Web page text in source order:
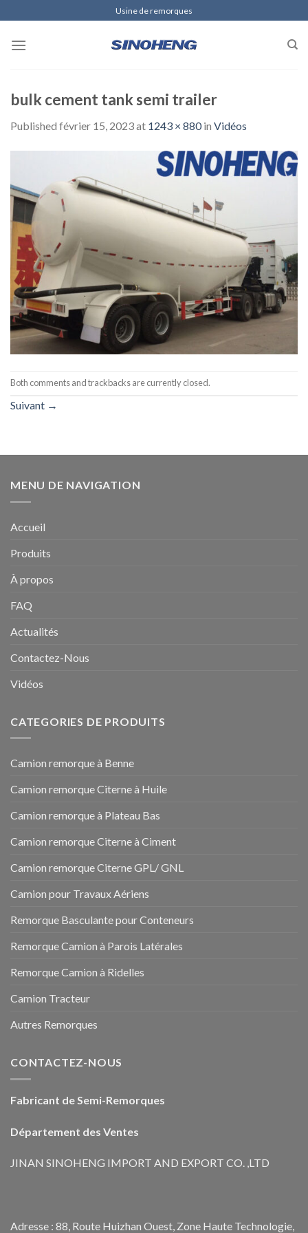
to
content
Usine de remorques
bulk cement tank semi trailer
Published février 15, 2023at 1243 × 880in Vidéos
Both comments and trackbacks are currently closed.
Suivant →
MENU DE NAVIGATION
Accueil
Produits
À propos
FAQ
Actualités
Contactez-Nous
Vidéos
CATEGORIES DE PRODUITS
Camion remorque à Benne
Camion remorque Citerne à Huile
Camion remorque à Plateau Bas
Camion remorque Citerne à Ciment
Camion remorque Citerne GPL/ GNL
Camion pour Travaux Aériens
Remorque Basculante pour Conteneurs
Remorque Camion à Parois Latérales
Remorque Camion à Ridelles
Camion Tracteur
Autres Remorques
CONTACTEZ-NOUS
Fabricant de Semi-Remorques
Département des Ventes
JINAN SINOHENG IMPORT AND EXPORT CO. ,LTD
Adresse : 88, Route Huizhan Ouest, Zone Haute Technologie,